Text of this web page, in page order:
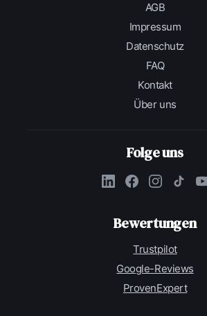
AGB
Impressum
Datenschutz
FAQ
Kontakt
Über uns
Folge uns
Bewertungen
Trustpilot
Google-Reviews
ProvenExpert